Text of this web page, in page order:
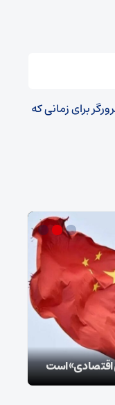
برای زمانی که
اقتصادی» است